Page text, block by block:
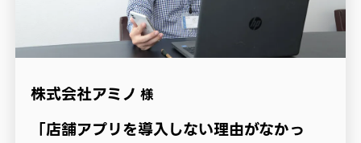
株式会社アミノ 様
「店舗アプリを導入しない理由がなかっ